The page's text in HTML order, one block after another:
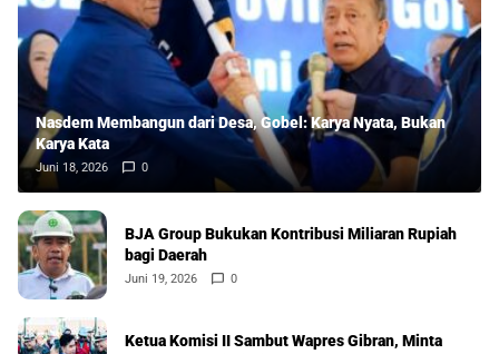
Nasdem Membangun dari Desa, Gobel: Karya Nyata, Bukan
Karya Kata
Juni 18, 2026 0
BJA Group Bukukan Kontribusi Miliaran Rupiah
bagi Daerah
Juni 19, 2026 0
Ketua Komisi II Sambut Wapres Gibran, Minta